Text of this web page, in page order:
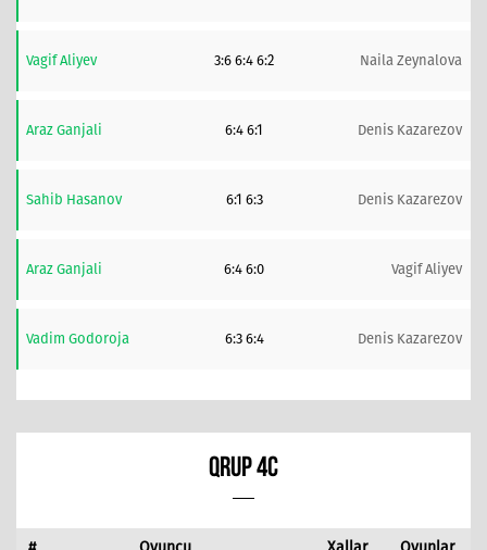
Vagif Aliyev 3:6 6:4 6:2 Naila Zeynalova
Araz Ganjali 6:4 6:1 Denis Kazarezov
Sahib Hasanov 6:1 6:3 Denis Kazarezov
Araz Ganjali 6:4 6:0 Vagif Aliyev
Vadim Godoroja 6:3 6:4 Denis Kazarezov
QRUP 4C